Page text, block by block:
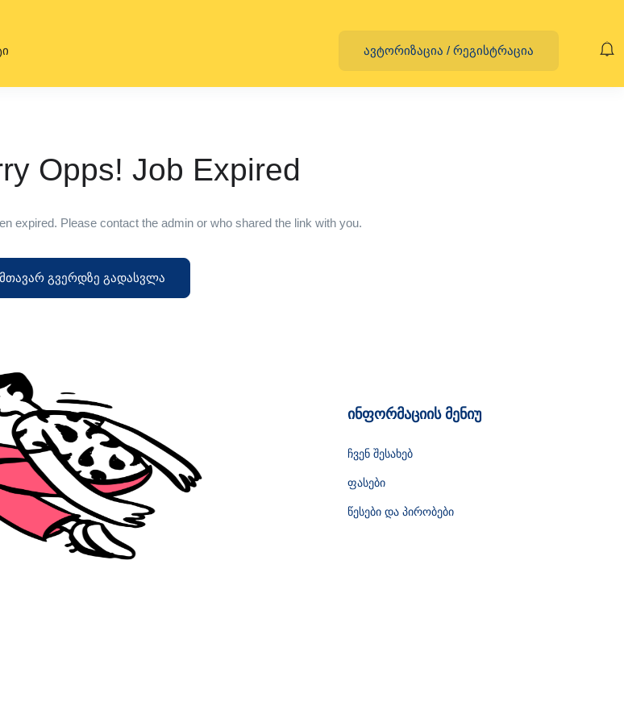
ავტორიზაცია / რეგისტრაცია
Opps! Job Expired
expired. Please contact the admin or who shared the link with you.
მთავარ გვერდზე გადასვლა
ინფორმაციის მენიუ
ჩვენ შესახებ
ფასები
წესები და პირობები